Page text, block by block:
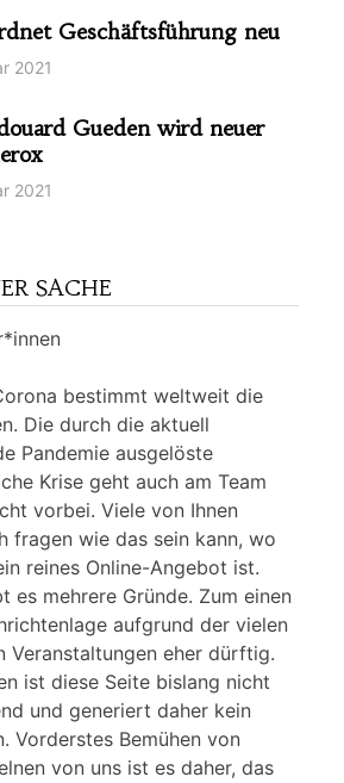
Geschäftsführung neu
2021
Gueden wird neuer
2021
SACHE
bestimmt weltweit die
Die durch die aktuell
Pandemie ausgelöste
Krise geht auch am Team
vorbei. Viele von Ihnen
fragen wie das sein kann, wo
reines Online-Angebot ist.
es mehrere Gründe. Zum einen
aufgrund der vielen
Veranstaltungen eher dürftig.
ist diese Seite bislang nicht
und generiert daher kein
Vorderstes Bemühen von
von uns ist es daher, das